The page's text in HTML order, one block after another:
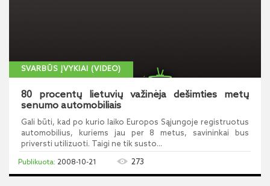
SVARBŪS ĮVYKIAI (VIDEO)
80 procentų lietuvių važinėja dešimties metų
senumo automobiliais
Gali būti, kad po kurio laiko Europos Sąjungoje registruotus
automobilius, kuriems jau per 8 metus, savininkai bus
priversti utilizuoti. Taigi ne tik susto...
2008-10-21 273